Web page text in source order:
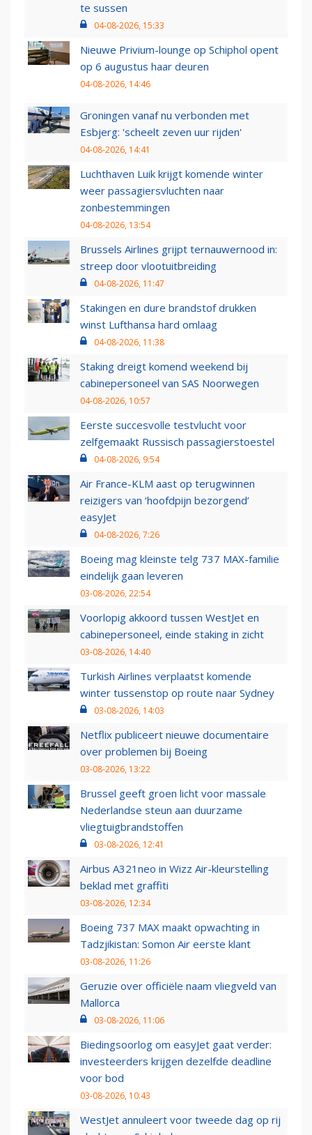
te sussen
04-08-2026, 15:33
Nieuwe Privium-lounge op Schiphol opent
op 6 augustus haar deuren
04-08-2026, 14:46
Groningen vanaf nu verbonden met
Esbjerg: 'scheelt zeven uur rijden'
04-08-2026, 14:41
Luchthaven Luik krijgt komende winter
weer passagiersvluchten naar
zonbestemmingen
04-08-2026, 13:54
Brussels Airlines grijpt ternauwernood in:
streep door vlootuitbreiding
04-08-2026, 11:47
Stakingen en dure brandstof drukken
winst Lufthansa hard omlaag
04-08-2026, 11:38
Staking dreigt komend weekend bij
cabinepersoneel van SAS Noorwegen
04-08-2026, 10:57
Eerste succesvolle testvlucht voor
zelfgemaakt Russisch passagierstoestel
04-08-2026, 9:54
Air France-KLM aast op terugwinnen
reizigers van ‘hoofdpijn bezorgend’
easyJet
04-08-2026, 7:26
Boeing mag kleinste telg 737 MAX-familie
eindelijk gaan leveren
03-08-2026, 22:54
Voorlopig akkoord tussen WestJet en
cabinepersoneel, einde staking in zicht
03-08-2026, 14:40
Turkish Airlines verplaatst komende
winter tussenstop op route naar Sydney
03-08-2026, 14:03
Netflix publiceert nieuwe documentaire
over problemen bij Boeing
03-08-2026, 13:22
Brussel geeft groen licht voor massale
Nederlandse steun aan duurzame
vliegtuigbrandstoffen
03-08-2026, 12:41
Airbus A321neo in Wizz Air-kleurstelling
beklad met graffiti
03-08-2026, 12:34
Boeing 737 MAX maakt opwachting in
Tadzjikistan: Somon Air eerste klant
03-08-2026, 11:26
Geruzie over officiële naam vliegveld van
Mallorca
03-08-2026, 11:06
Biedingsoorlog om easyJet gaat verder:
investeerders krijgen dezelfde deadline
voor bod
03-08-2026, 10:43
WestJet annuleert voor tweede dag op rij